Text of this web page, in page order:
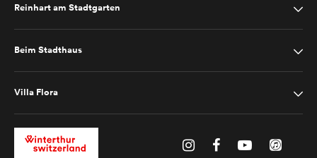
Reinhart am Stadtgarten
Beim Stadthaus
Villa Flora